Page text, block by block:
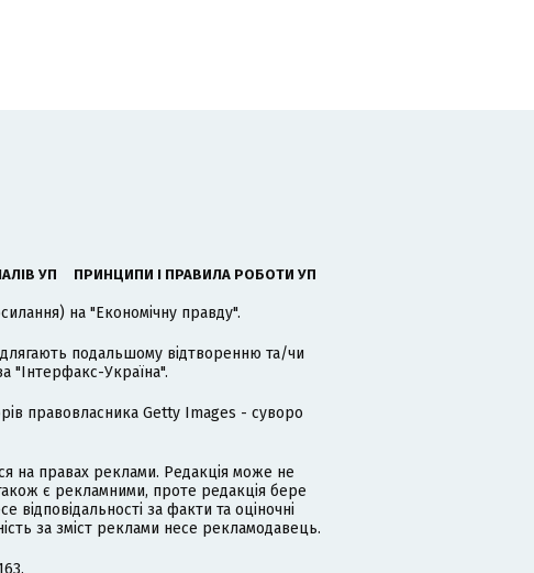
УП ПРИНЦИПИ І ПРАВИЛА РОБОТИ УП
на "Економічну правду".
подальшому відтворенню та/чи
"Інтерфакс-Україна".
правовласника Getty Images - суворо
на правах реклами. Редакція може не
є рекламними, проте редакція бере
відповідальності за факти та оціночні
за зміст реклами несе рекламодавець.